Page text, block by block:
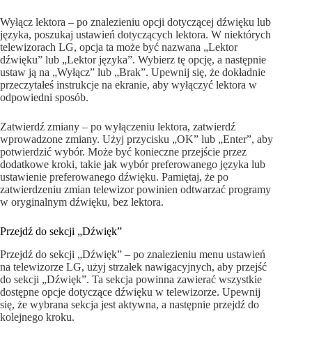
Wyłącz lektora – po znalezieniu opcji dotyczącej dźwięku lub
języka, poszukaj ustawień dotyczących lektora. W niektórych
telewizorach LG, opcja ta może być nazwana „Lektor
dźwięku” lub „Lektor języka”. Wybierz tę opcję, a następnie
ustaw ją na „Wyłącz” lub „Brak”. Upewnij się, że dokładnie
przeczytałeś instrukcje na ekranie, aby wyłączyć lektora w
odpowiedni sposób.
Zatwierdź zmiany – po wyłączeniu lektora, zatwierdź
wprowadzone zmiany. Użyj przycisku „OK” lub „Enter”, aby
potwierdzić wybór. Może być konieczne przejście przez
dodatkowe kroki, takie jak wybór preferowanego języka lub
ustawienie preferowanego dźwięku. Pamiętaj, że po
zatwierdzeniu zmian telewizor powinien odtwarzać programy
w oryginalnym dźwięku, bez lektora.
Przejdź do sekcji „Dźwięk”
Przejdź do sekcji „Dźwięk” – po znalezieniu menu ustawień
na telewizorze LG, użyj strzałek nawigacyjnych, aby przejść
do sekcji „Dźwięk”. Ta sekcja powinna zawierać wszystkie
dostępne opcje dotyczące dźwięku w telewizorze. Upewnij
się, że wybrana sekcja jest aktywna, a następnie przejdź do
kolejnego kroku.